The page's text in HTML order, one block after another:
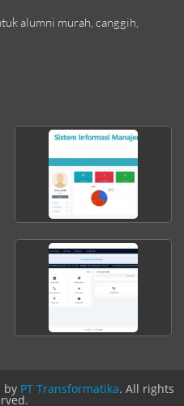
alumni murah, canggih,
by PT Transformatika. All rights